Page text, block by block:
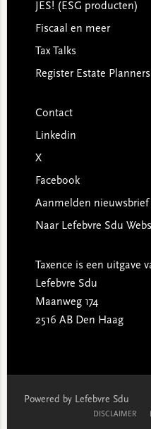
JES! (ESG producten)
Fiscaal en meer
Tax Talks
Register Estate Planners
Contact
Linkedin
X
Facebook
Aanmelden nieuwsbrief
Naar Lefebvre Sdu
Taxence is een uitgave
Lefebvre Sdu
Maanweg 174
2516 AB Den Haag
Powered by Lefebvre Sdu
DISCLAIMER